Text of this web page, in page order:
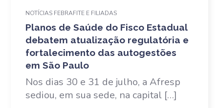
NOTÍCIAS FEBRAFITE E FILIADAS
Planos de Saúde do Fisco Estadual
debatem atualização regulatória e
fortalecimento das autogestões
em São Paulo
Nos dias 30 e 31 de julho, a Afresp
sediou, em sua sede, na capital […]